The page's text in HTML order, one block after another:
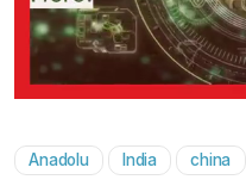
Anadolu India china